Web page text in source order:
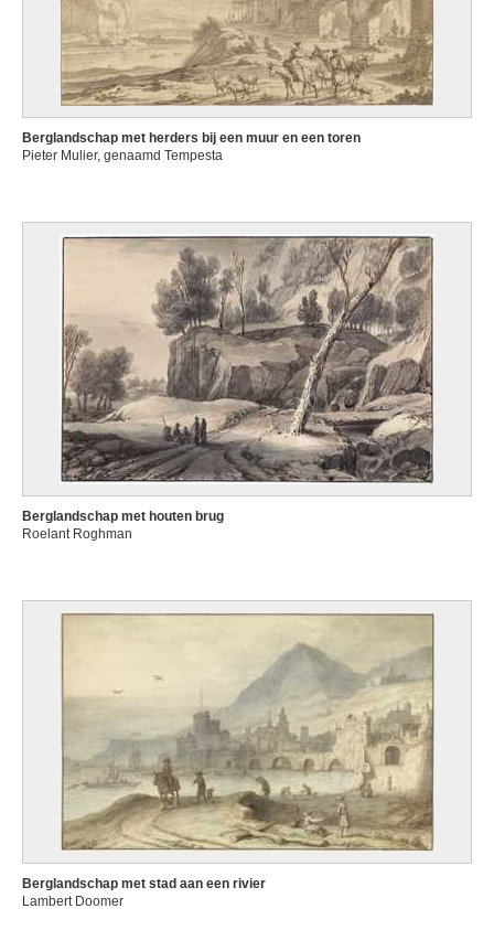
Berglandschap met herders bij een muur en een toren
Pieter Mulier, genaamd Tempesta
Berglandschap met houten brug
Roelant Roghman
Berglandschap met stad aan een rivier
Lambert Doomer